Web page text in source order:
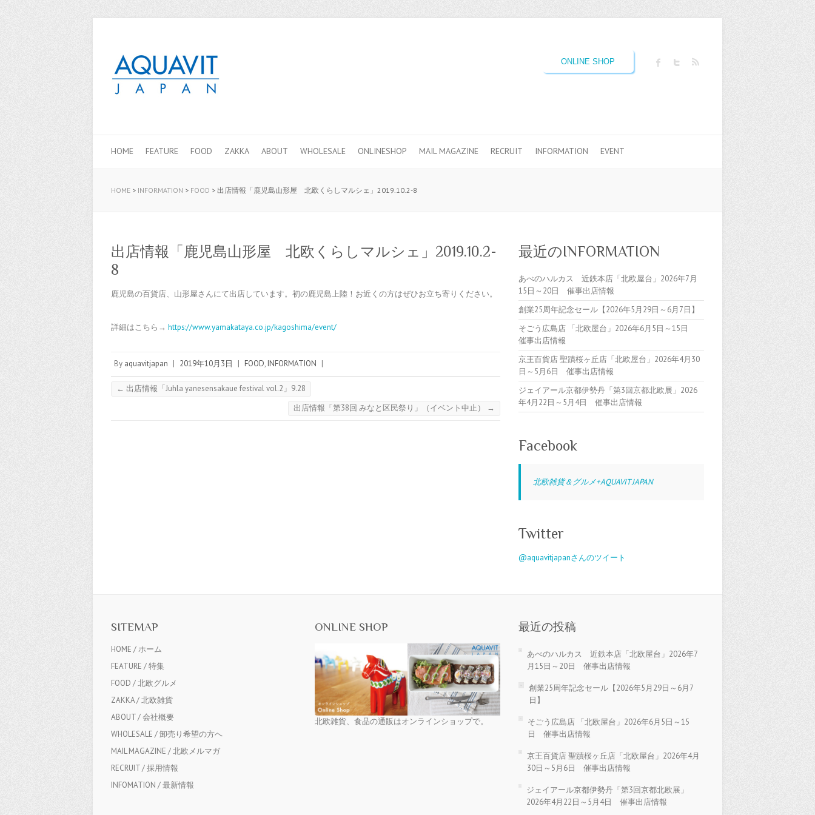
ONLINE SHOP
HOME FEATURE FOOD ZAKKA ABOUT WHOLESALE ONLINESHOP MAIL MAGAZINE RECRUIT INFORMATION EVENT
HOME > INFORMATION > FOOD > 出店情報「鹿児島山形屋 北欧くらしマルシェ」2019.10.2-8
出店情報「鹿児島山形屋 北欧くらしマルシェ」2019.10.2-
8
鹿児島の百貨店、山形屋さんにて出店しています。初の鹿児島上陸！お近くの方はぜひお立ち寄りください。
詳細はこちら→ https://www.yamakataya.co.jp/kagoshima/event/
By aquavitjapan | 2019年10月3日 | FOOD, INFORMATION |
← 出店情報「Juhla yanesensakaue festival vol.2」9.28
出店情報「第38回 みなと区民祭り」（イベント中止）
→
最近のINFORMATION
あべのハルカス 近鉄本店「北欧屋台」2026年7月
15日～20日 催事出店情報
創業25周年記念セール【2026年5月29日～6月7日】
そごう広島店 「北欧屋台」2026年6月5日～15日
催事出店情報
京王百貨店 聖蹟桜ヶ丘店「北欧屋台」2026年4月30
日～5月6日 催事出店情報
ジェイアール京都伊勢丹「第3回京都北欧展」2026
年4月22日～5月4日 催事出店情報
Facebook
北欧雑貨＆グルメ+AQUAVIT JAPAN
Twitter
@aquavitjapanさんのツイート
SITEMAP
HOME / ホーム
FEATURE / 特集
FOOD / 北欧グルメ
ZAKKA / 北欧雑貨
ABOUT / 会社概要
WHOLESALE / 卸売り希望の方へ
MAIL MAGAZINE / 北欧メルマガ
RECRUIT / 採用情報
INFOMATION / 最新情報
ONLINE SHOP
北欧雑貨、食品の通販はオンラインショップで。
最近の投稿
あべのハルカス 近鉄本店「北欧屋台」2026年7
月15日～20日 催事出店情報
創業25周年記念セール【2026年5月29日～6月7
日】
そごう広島店 「北欧屋台」2026年6月5日～15
日 催事出店情報
京王百貨店 聖蹟桜ヶ丘店「北欧屋台」2026年4月
30日～5月6日 催事出店情報
ジェイアール京都伊勢丹「第3回京都北欧展」
2026年4月22日～5月4日 催事出店情報